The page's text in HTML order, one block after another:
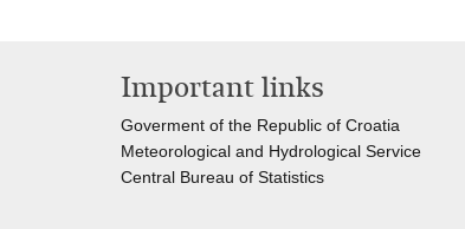
Important links
Goverment of the Republic of Croatia
Meteorological and Hydrological Service
Central Bureau of Statistics